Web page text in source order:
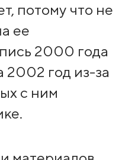
потому что не
ее
2000 года
2002 год из-за
с ним